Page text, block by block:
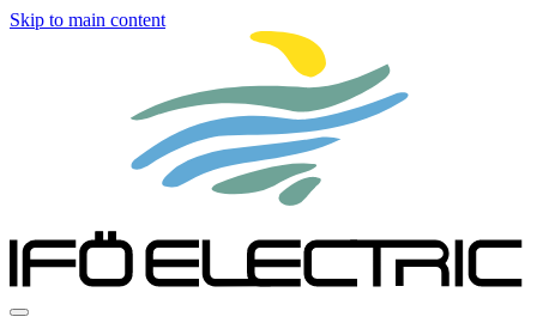
Skip to main content